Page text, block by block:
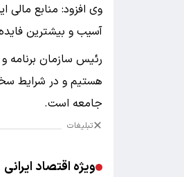
وی افزود: منابع
آسیب و بیشترین
رئیس سازمان برنامه
هستیم و در شرایط
جامعه است.
تبلیغات
ویژه اقتصاد ایرانی